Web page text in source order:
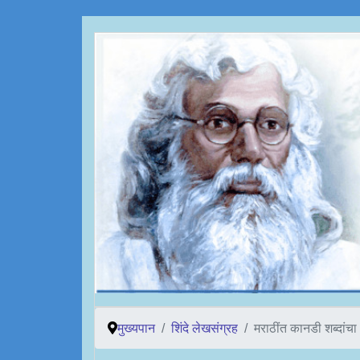
मुख्यपान शिंदे लेखसंग्रह मराठींत कानडी